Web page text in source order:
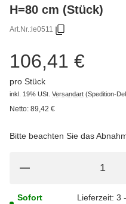
H=80 cm (Stück)
Art.Nr.: le0511
106,41 €
pro Stück
inkl. 19% USt. Versandart (Spedition-
Netto: 89,42 €
Bitte beachten Sie das
Sofort
Lieferzeit: 3